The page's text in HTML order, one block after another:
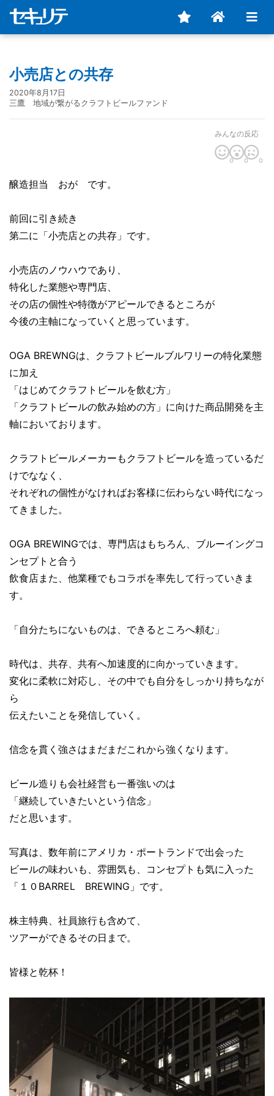
小売店との共存
2020年8月17日
三鷹 地域が繋がるクラフトビールファンド
みんなの反応
0 0 0
醸造担当 おが です。
前回に引き続き
第二に「小売店との共存」です。
小売店のノウハウであり、
特化した業態や専門店、
その店の個性や特徴がアピールできるところが
今後の主軸になっていくと思っています。
OGA BREWNGは、クラフトビールブルワリーの特化業態
に加え
「はじめてクラフトビールを飲む方」
「クラフトビールの飲み始めの方」に向けた商品開発を主
軸においております。
クラフトビールメーカーもクラフトビールを造っているだ
けでななく、
それぞれの個性がなければお客様に伝わらない時代になっ
てきました。
OGA BREWINGでは、専門店はもちろん、ブルーイングコ
ンセプトと合う
飲食店また、他業種でもコラボを率先して行っていきま
す。
「自分たちにないものは、できるところへ頼む」
時代は、共存、共有へ加速度的に向かっていきます。
変化に柔軟に対応し、その中でも自分をしっかり持ちなが
ら
伝えたいことを発信していく。
信念を貫く強さはまだまだこれから強くなります。
ビール造りも会社経営も一番強いのは
「継続していきたいという信念」
だと思います。
写真は、数年前にアメリカ・ポートランドで出会った
ビールの味わいも、雰囲気も、コンセプトも気に入った
「１０BARREL BREWING」です。
株主特典、社員旅行も含めて、
ツアーができるその日まで。
皆様と乾杯！